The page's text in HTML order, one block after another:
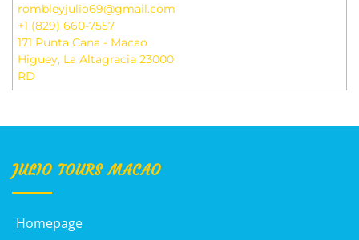
rombleyjulio69@gmail.com
+1 (829) 660-7557
171 Punta Cana - Macao
Higuey, La Altagracia 23000
RD
JULIO TOURS MACAO
Homepage